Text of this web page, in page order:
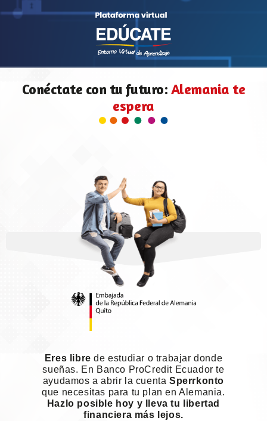
Conéctate con tu futuro: Alemania te
espera
Eres libre de estudiar o trabajar donde
sueñas. En Banco ProCredit Ecuador te
ayudamos a abrir la cuentaSperrkonto
que necesitas para tu plan en Alemania.
Hazlo posible hoy y lleva tu libertad
financiera más lejos.